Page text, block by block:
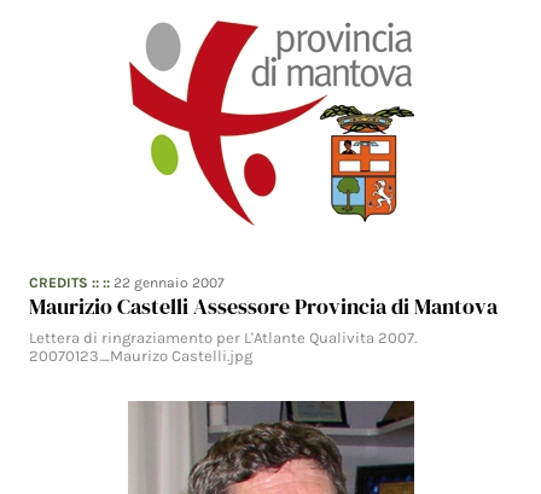
CREDITS :: ::22 gennaio 2007
Maurizio Castelli Assessore Provincia di Mantova
Lettera di ringraziamento per L'Atlante Qualivita 2007.
20070123_Maurizo Castelli.jpg